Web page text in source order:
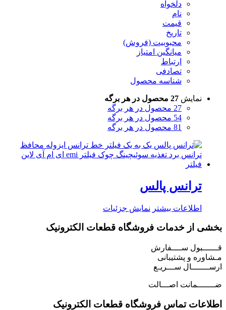
دلخواه
نام
قیمت
تاریخ
محبوبیت (فروش)
میانگین امتیاز
ارتباط
تصادفی
شناسه محصول
نمایش 27 محصول در هر برگه
27 محصول در هر برگه
54 محصول در هر برگه
81 محصول در هر برگه
ترانس پالس
اطلاعات بیشتر نمایش جزئیات
بخشی از خدمات فروشگاه قطعات الکترونیک
قــــــبول ســــفارش
مـشاوره و پشتیبانی
ارســـــــال ســـریـع
ضـــــــمانت اصـــالت
اطلاعات تماس فروشگاه قطعات الکترونیک